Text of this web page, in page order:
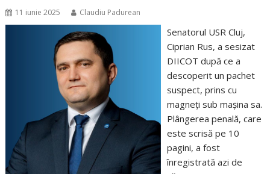
11 iunie 2025 Claudiu Padurean
Senatorul USR Cluj,
Ciprian Rus, a sesizat
DIICOT după ce a
descoperit un pachet
suspect, prins cu
magneți sub mașina sa.
Plângerea penală, care
este scrisă pe 10
pagini, a fost
înregistrată azi de